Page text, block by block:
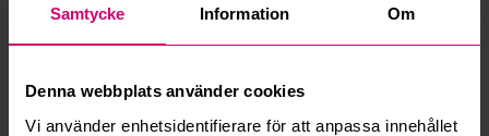
Samtycke Information Om
Denna webbplats använder cookies
Vi använder enhetsidentifierare för att anpassa innehållet
Hur fungerar maxbud?
Hur fungerar budmotorn?